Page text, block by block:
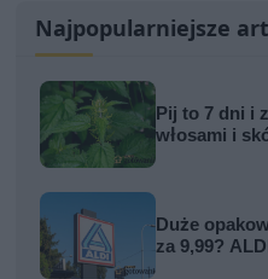
Najpopularniejsze
Pij to 7 dni i
włosami i
Duże
za 9,99?